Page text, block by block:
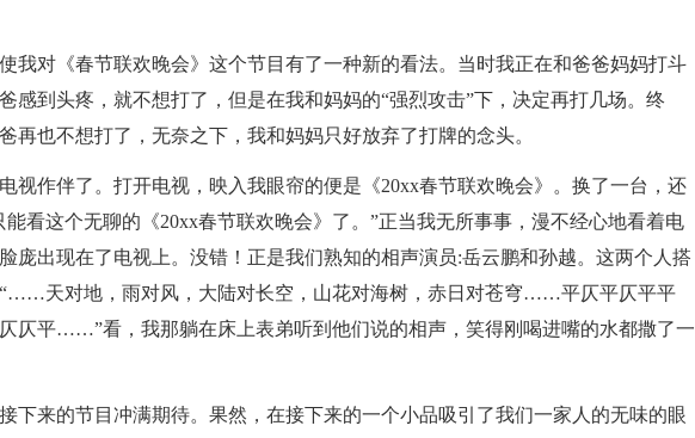
我对《春节联欢晚会》这个节目有了一种新的看法。当时我正在和爸爸妈妈打斗
感到头疼，就不想打了，但是在我和妈妈的“强烈攻击”下，决定再打几场。终
再也不想打了，无奈之下，我和妈妈只好放弃了打牌的念头。
视作伴了。打开电视，映入我眼帘的便是《20xx春节联欢晚会》。换了一台，还
能看这个无聊的《20xx春节联欢晚会》了。”正当我无所事事，漫不经心地看着电
庞出现在了电视上。没错！正是我们熟知的相声演员:岳云鹏和孙越。这两个人搭
天对地，雨对风，大陆对长空，山花对海树，赤日对苍穹……平仄平仄平平
仄平……”看，我那躺在床上表弟听到他们说的相声，笑得刚喝进嘴的水都撒了一
下来的节目冲满期待。果然，在接下来的一个小品吸引了我们一家人的无味的眼